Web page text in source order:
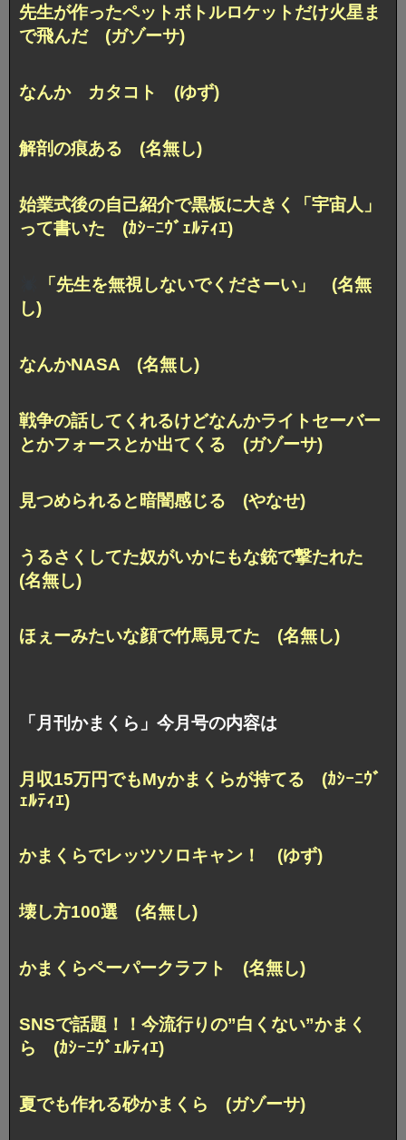
先生が作ったペットボトルロケットだけ火星ま
で飛んだ (ガゾーサ)
なんか カタコト (ゆず)
解剖の痕ある (名無し)
始業式後の自己紹介で黒板に大きく「宇宙人」
って書いた (ｶｼｰﾆｳﾞｪﾙﾃｨｴ)
「先生を無視しないでくださーい」 (名無
し)
なんかNASA (名無し)
戦争の話してくれるけどなんかライトセーバー
とかフォースとか出てくる (ガゾーサ)
見つめられると暗闇感じる (やなせ)
うるさくしてた奴がいかにもな銃で撃たれた
(名無し)
ほぇーみたいな顔で竹馬見てた (名無し)
「月刊かまくら」今月号の内容は
月収15万円でもMyかまくらが持てる (ｶｼｰﾆｳﾞ
ｪﾙﾃｨｴ)
かまくらでレッツソロキャン！ (ゆず)
壊し方100選 (名無し)
かまくらペーパークラフト (名無し)
SNSで話題！！今流行りの”白くない”かまく
ら (ｶｼｰﾆｳﾞｪﾙﾃｨｴ)
夏でも作れる砂かまくら (ガゾーサ)